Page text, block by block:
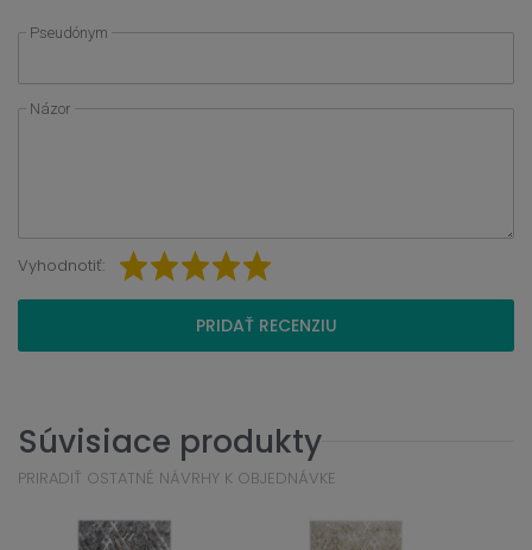
Pseudónym
Názor
Vyhodnotiť:
PRIDAŤ RECENZIU
Súvisiace produkty
PRIRADIŤ OSTATNÉ NÁVRHY K OBJEDNÁVKE